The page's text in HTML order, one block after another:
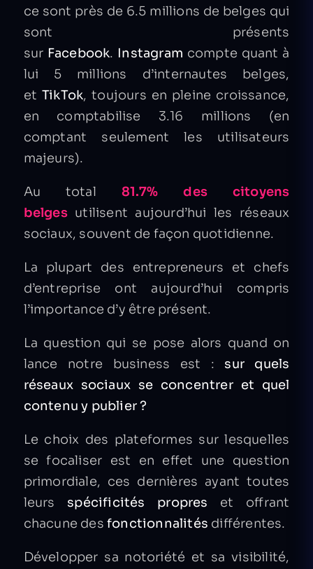
ce sont près de 6.5 millions de belges qui
sont présents
sur Facebook. Instagram compte quant à
lui 5 millions d’internautes belges,
et TikTok, toujours en pleine croissance,
en comptabilise 3.16 millions (en
comptant seulement les utilisateurs
majeurs).
Au total 81.7% des citoyens
belgesutilisent aujourd’hui les réseaux
sociaux, souvent de façon quotidienne.
La plupart des entrepreneurs et chefs
d’entreprise ont aujourd’hui compris
l’importance d’y être présent.
La question qui se pose alors quand on
lance notre business est : sur quels
réseaux sociaux se concentrer et quel
contenu y publier ?
Le choix des plateformes sur lesquelles
se focaliser est en effet une question
primordiale, ces dernières ayant toutes
leurs spécificités propres et offrant
chacune des fonctionnalités différentes.
Développer sa notoriété et sa visibilité,